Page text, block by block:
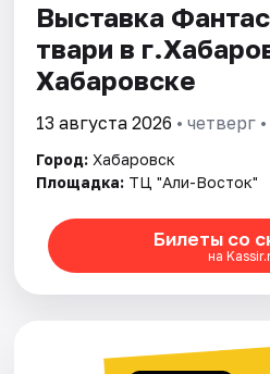
Выставка
твари в
Хабаровске
13 августа 2026 • четверг
Город: Хабаровск
Площадка: ТЦ "Али-Восток"
Билеты со
на